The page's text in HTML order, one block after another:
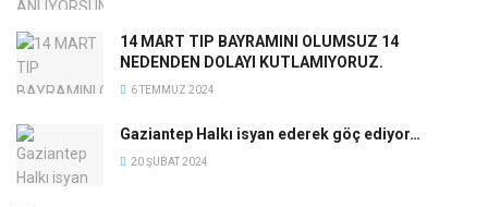
14 MART TIP BAYRAMINI OLUMSUZ 14
NEDENDEN DOLAYI KUTLAMIYORUZ.
6 TEMMUZ 2024
Gaziantep Halkı isyan ederek göç ediyor…
20 ŞUBAT 2024